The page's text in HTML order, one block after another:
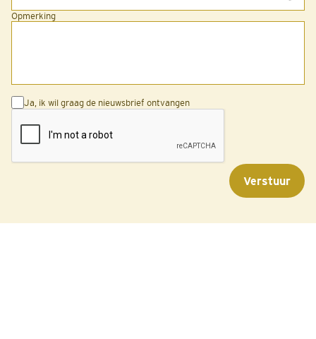
Opmerking
Ja, ik wil graag de nieuwsbrief ontvangen